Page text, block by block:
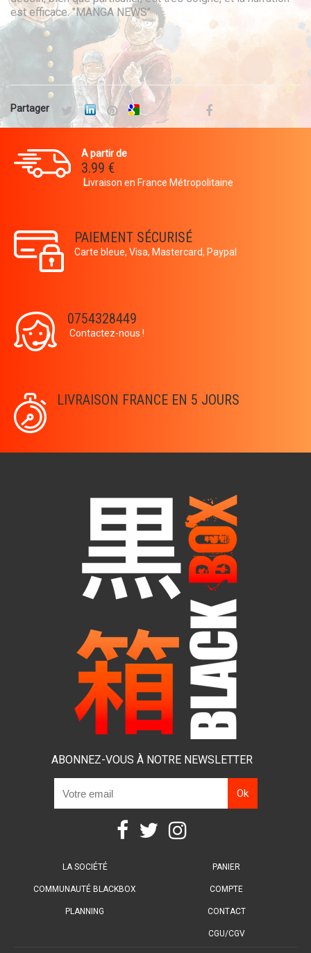
est efficace. "MANGA NEWS"
Partager
A partir de
3.99 €
Livraison en France Métropolitaine
PAIEMENT SÉCURISÉ
Carte bleue, Visa, Mastercard, Paypal
0754328449
Contactez-nous !
LIVRAISON FRANCE EN 5 JOURS
ABONNEZ-VOUS À NOTRE NEWSLETTER
LA SOCIÉTÉ
COMMUNAUTÉ BLACKBOX
PLANNING
PANIER
COMPTE
CONTACT
CGU/CGV